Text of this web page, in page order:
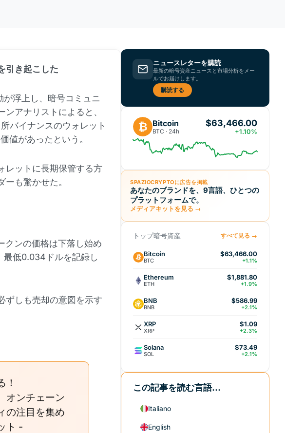
引き起こした
浮上し、暗号コミュニ
アナリストによると、
バイナンスのウォレット
値があったという。
レットに長期保管する方
も驚かせた。
クンの価格は下落し始め
最低0.034ドルを記録し
ずしも売却の意図を示す
！
オンチェーン
の注目を集め
ト -
ニュースレターを購読
最新の暗号資産ニュースと市場分析をメー
ルでお届けします。
購読する
₿ Bitcoin
BTC · 24h
$63,466.00
+1.10%
SPAZIOCRYPTOに広告を掲載
あなたのブランドを、9言語、ひとつの
プラットフォームで。
メディアキットを見る →
トップ暗号資産 すべて見る →
Bitcoin
BTC
$63,466.00
+1.1%
Ethereum
ETH
$1,881.80
+1.9%
BNB
BNB
$586.99
+2.1%
XRP
XRP
$1.09
+2.3%
Solana
SOL
$73.49
+2.1%
この記事を読む言語...
Italiano
English